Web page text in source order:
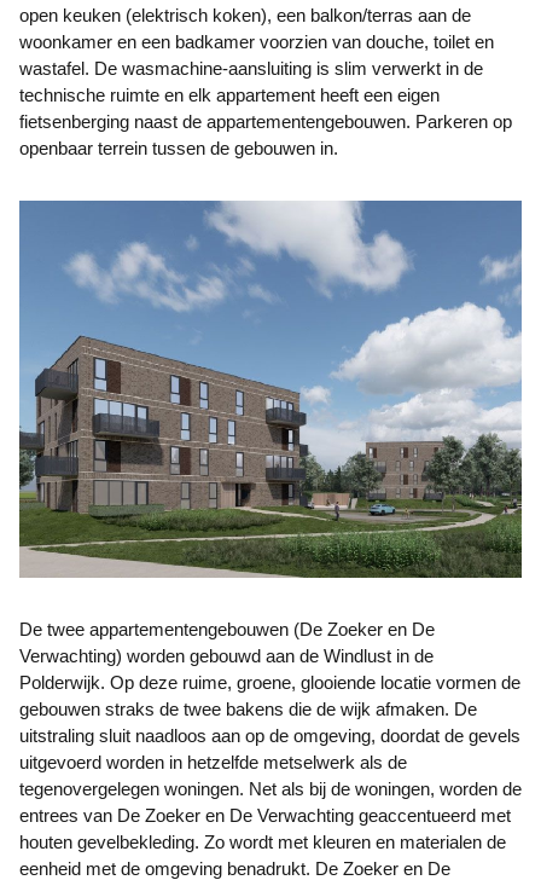
open keuken (elektrisch koken), een balkon/terras aan de
woonkamer en een badkamer voorzien van douche, toilet en
wastafel. De wasmachine-aansluiting is slim verwerkt in de
technische ruimte en elk appartement heeft een eigen
fietsenberging naast de appartementengebouwen. Parkeren op
openbaar terrein tussen de gebouwen in.
De twee appartementengebouwen (De Zoeker en De
Verwachting) worden gebouwd aan de Windlust in de
Polderwijk. Op deze ruime, groene, glooiende locatie vormen de
gebouwen straks de twee bakens die de wijk afmaken. De
uitstraling sluit naadloos aan op de omgeving, doordat de gevels
uitgevoerd worden in hetzelfde metselwerk als de
tegenovergelegen woningen. Net als bij de woningen, worden de
entrees van De Zoeker en De Verwachting geaccentueerd met
houten gevelbekleding. Zo wordt met kleuren en materialen de
eenheid met de omgeving benadrukt. De Zoeker en De